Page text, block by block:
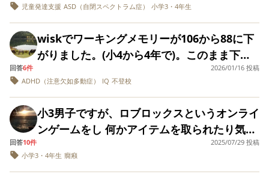
合は薬で集中させ
必要は無く、精神
滞ですから わから
くて出来ないだけ
んです。彼がつま
ている所から学習
ら… 予約を入れてる
なら次回は行かれ
もいいでしょうが
違う診断が出たと
ざわざ言う事は無
いですから薬も診
方もきつい時があり、お弁当一緒に食べな
い？と誘われても断ったり、発言がイエスか
ノーが多く、相手が傷つかないニュアンスで
断る方法をとらないです。 提出物は時間内に
終わらないものは、放課後提出を先生に渡せ
ばよいことになっておりなんとかこなせてい
ますが、 居眠りがあったり、三者面談で先生
に進学できないぞと怒られた時のショックが
あってから、お漏らしするようになっていま
す。 精神科は半年待ちで予約待ちで未診断で
す。 市の教育センターでウィスク5知能検査
事は無くなりましたが、中学に入っても忘れ
物が多い、嘘をつく、遊ぶのを禁止している
BB弾を友達から貰ってくる、自分の物じゃな
い消しゴム、シャーペンを持って帰って来
る、集中力が無い、予定がたてれない、靴紐
をちゃんと結べない、同じ事で毎日怒られ
る… さすがにおかしいと思いネットで調べる
うちにADHDの事を知り児童精神科への予約
を入れました。そして三ヶ月前に病院で
ADHD（不注意）知的障害無しと診断されま
たのは『できる！！がふえる』シリーズの漢
字ドリルですが、量が多くて子は手をつけら
れていません(汗) 読み物的なほうが良いかと
思いましたが、 子ども向け漢字辞典も読みま
せんでした(涙) 皆さんはどう工夫されていら
っしゃるかなどもお話を伺えたら嬉しいで
す。 よろしくお願いいたします。
もそれが目立ってきて、言った言わないの程
度の話も、泣き叫ぶようになりました。 本人
は、自分は悪くないが強く、お互いが悪かっ
たねとこちらが言えばなんとか聞く耳をも
ち、自分が悪くない、言っていない、間違え
てない、やっていないの一点ばりです。 事実
とは異なる主張なので、ビデオや録音でもし
て見せてあげないと、客観的に自分をみない
とわからないのかなというぐらいの勢いで
す。 心のプロテクションで、自分を守ってい
るのかと思いますが、このままだと嘘つきと
と落ちつきましたが気になったのは、運動会
では一応列や輪には入ってますが全園児の体
操ではお友達にちょっかいをかけしゃべって
いたり、年長になれば他の子達を応援したり
真剣に見たりする中砂いじりをしていたり…
体育指導などでいつもと違う場面でもふざけ
すぎて先生に叱られる。 組体操では一人失敗
をしたり発表会ではセリフを忘れてしまった
り… とにかく本来緊張感のある場面（病院、
す。小4の現在は自由登校で不登校ですが、自
宅にいる時間が長過ぎて親との関係が悪化し
ています。言動、態度も荒く暴力も出ます。
体も大きくて力では止められないし、どんな
に落ち着いて話そうとしてもわかってくれ
言います。幼少期から児童発達支援に通所し
たり、さまざまな機関と連携して相談にのっ
てもらっていたり、現在は投薬もあり主治医
に相談もしていますが、どんな方法でも太刀
打ちできず、母としては疲弊して児童相談所
児童発達支援 ASD（自閉スペクトラム症） 小学3・4年生
wiskでワーキングメモリーが106から88に下
がりました。(小4から4年で)。このまま下が
っていくのが怖いのですが、ワーキングメモ
リーに効果があったサポートがあれば知りた
は39離れており、日々しんどそうです。中2
ですが不登校です。色々な音や目に入るもの
が片っ端から気になるようです
回答6件
2026/01/16 投稿
ADHD（注意欠如多動症）
IQ 不登校
小3男子ですが、ロブロックスというオンライ
ンゲームをし 何かアイテムを取られたり気に
入らない事がおこると床を叩いたり、物を投
げたりクローゼットや壁を蹴り出します。 一
回答10件
2025/07/29 投稿
小学3・4年生 癇癪